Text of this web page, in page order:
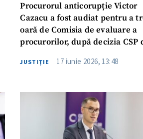
Procurorul anticorupție Victor
Cazacu a fost audiat pentru a
oară de Comisia de evaluare a
procurorilor, după decizia CSP
JUSTIȚIE 17 iunie 2026, 13:48